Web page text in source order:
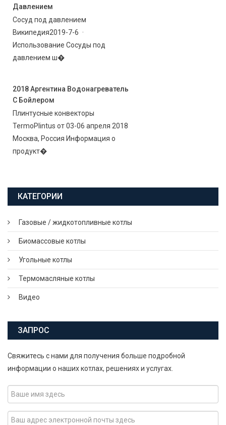
Давлением
Сосуд под давлением
Википедия2019-7-6 ·
Использование Сосуды под
давлением ш�
2018 Аргентина Водонагреватель
С Бойлером
Плинтусные конвекторы
TermoPlintus от 03-06 апреля 2018
Москва, Россия Информация о
продукт�
КАТЕГОРИИ
Газовые / жидкотопливные котлы
Биомассовые котлы
Угольные котлы
Термомасляные котлы
Видео
ЗАПРОС
Свяжитесь с нами для получения больше подробной
информации о наших котлах, решениях и услугах.